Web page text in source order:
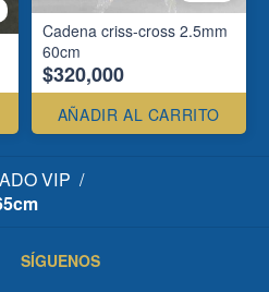
Cadena criss-cross 2.5mm
60cm
$320,000
AÑADIR AL CARRITO
VIP /
SÍGUENOS